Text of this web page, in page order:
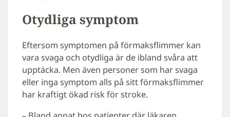
Otydliga symptom
Eftersom symptomen på förmaksflimmer kan
vara svaga och otydliga är de ibland svåra att
upptäcka. Men även personer som har svaga
eller inga symptom alls på sitt förmaksflimmer
har kraftigt ökad risk för stroke.